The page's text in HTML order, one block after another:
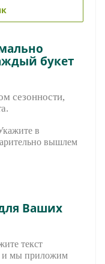
букет
сезонности,
в
вышлем
Ваших
текст
и мы приложим